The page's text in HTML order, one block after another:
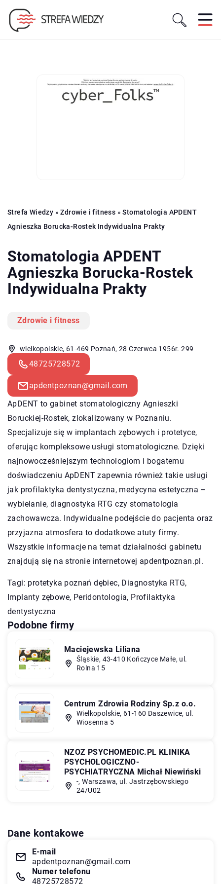
Strefa Wiedzy »Zdrowie i fitness »Stomatologia APDENT
Agnieszka Borucka-Rostek Indywidualna Prakty
Stomatologia APDENT
Agnieszka Borucka-Rostek
Indywidualna Prakty
Zdrowie i fitness
wielkopolskie, 61-469 Poznań, 28 Czerwca 1956r. 299
48725728572
apdentpoznan@gmail.com
ApDENT to gabinet stomatologiczny Agnieszki
Boruckiej-Rostek, zlokalizowany w Poznaniu.
Specjalizuje się w implantach zębowych i protetyce,
oferując kompleksowe usługi stomatologiczne. Dzięki
najnowocześniejszym technologiom i bogatemu
doświadczeniu ApDENT zapewnia również takie usługi
jak profilaktyka dentystyczna, medycyna estetyczna –
wybielanie, diagnostyka RTG czy stomatologia
zachowawcza. Indywidualne podejście do pacjenta oraz
przyjazna atmosfera to dodatkowe atuty firmy.
Wszystkie informacje na temat działalności gabinetu
znajdują się na stronie internetowej apdentpoznan.pl.
Tagi: protetyka poznań dębiec, Diagnostyka RTG,
Implanty zębowe, Peridontologia, Profilaktyka
dentystyczna
Podobne firmy
Maciejewska Liliana
Śląskie, 43-410 Kończyce Małe, ul.
Rolna 15
Centrum Zdrowia Rodziny Sp.z o.o.
Wielkopolskie, 61-160 Daszewice, ul.
Wiosenna 5
NZOZ PSYCHOMEDIC.PL KLINIKA
PSYCHOLOGICZNO-
PSYCHIATRYCZNA Michał Niewiński
-, Warszawa, ul. Jastrzębowskiego
24/U02
Dane kontakowe
E-mail
apdentpoznan@gmail.com
Numer telefonu
48725728572